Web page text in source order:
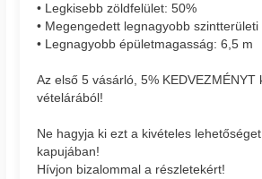
• Legkisebb zöldfelület: 50%
• Megengedett legnagyobb
• Legnagyobb épületmagasság: 6,5 m
Az első 5 vásárló, 5% KEDVEZMÉNYT
vételárából!
Ne hagyja ki ezt a kivételes
kapujában!
Hívjon bizalommal a részletekért!